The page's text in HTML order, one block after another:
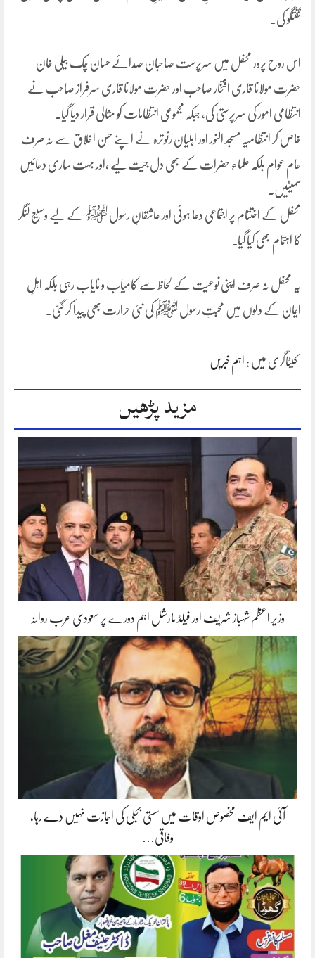
گفتگو کی۔
اس روح پرور محفل میں سرپرست صاحبان صدائے حسان چک بیلی خان
حضرت مولانا قاری افتخار صاحب اور حضرت مولانا قاری سرفراز صاحب نے
انتظامی امور کی سرپرستی کی، جبکہ مجموعی انتظامات کو مثالی قرار دیا گیا۔
خاص کر انتظامیہ مسجد النور اور اہلیان رنوترہ نے اپنے حسن اخلاق سے نہ صرف
عام عوام بلکہ علماء حضرات کے بھی دل جیت لیے ،اور بہت ساری دعائیں
سمیٹیں۔
محفل کے اختتام پر اجتماعی دعا ہوئی اور عاشقانِ رسول ﷺ کے لیے وسیع لنگر
کا اہتمام بھی کیا گیا۔
یہ محفل نہ صرف اپنی نوعیت کے لحاظ سے کامیاب و نایاب رہی بلکہ اہلِ
ایمان کے دلوں میں محبتِ رسول ﷺ کی نئی حرارت بھی پیدا کر گئی۔
کیٹاگری میں : اہم خبریں
مزید پڑھیں
وزیر اعظم شہباز شریف اور فیلڈ مارشل اہم دورے پر سعودی عرب روانہ
آئی ایم ایف مخصوص اوقات میں سستی بجلی کی اجازت نہیں دے رہا،
وفاقی…